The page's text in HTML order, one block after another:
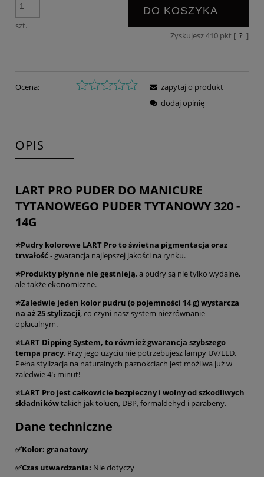
szt.
DO KOSZYKA
Zyskujesz410pkt [ ? ]
Ocena:
zapytaj o produkt
dodaj opinię
OPIS
LART PRO PUDER DO MANICURE
TYTANOWEGO PUDER TYTANOWY 320 -
14G
⭐Pudry kolorowe LART Pro to świetna pigmentacja oraz
trwałość - gwarancja najlepszej jakości na rynku.
⭐Produkty płynne nie gęstnieją, a pudry są nie tylko wydajne,
ale także ekonomiczne.
⭐Zaledwie jeden kolor pudru (o pojemności 14 g) wystarcza
na aż 25 stylizacji, co czyni nasz system niezrównanie
opłacalnym.
⭐LART Dipping System, to również gwarancja szybszego
tempa pracy. Przy jego użyciu nie potrzebujesz lampy UV/LED.
Pełna stylizacja na naturalnych paznokciach jest możliwa już w
zaledwie 45 minut!
⭐LART Pro jest całkowicie bezpieczny i wolny od szkodliwych
składnikówtakich jak toluen, DBP, formaldehyd i parabeny.
Dane techniczne
✅Kolor: granatowy
✅Czas utwardzania: Nie dotyczy